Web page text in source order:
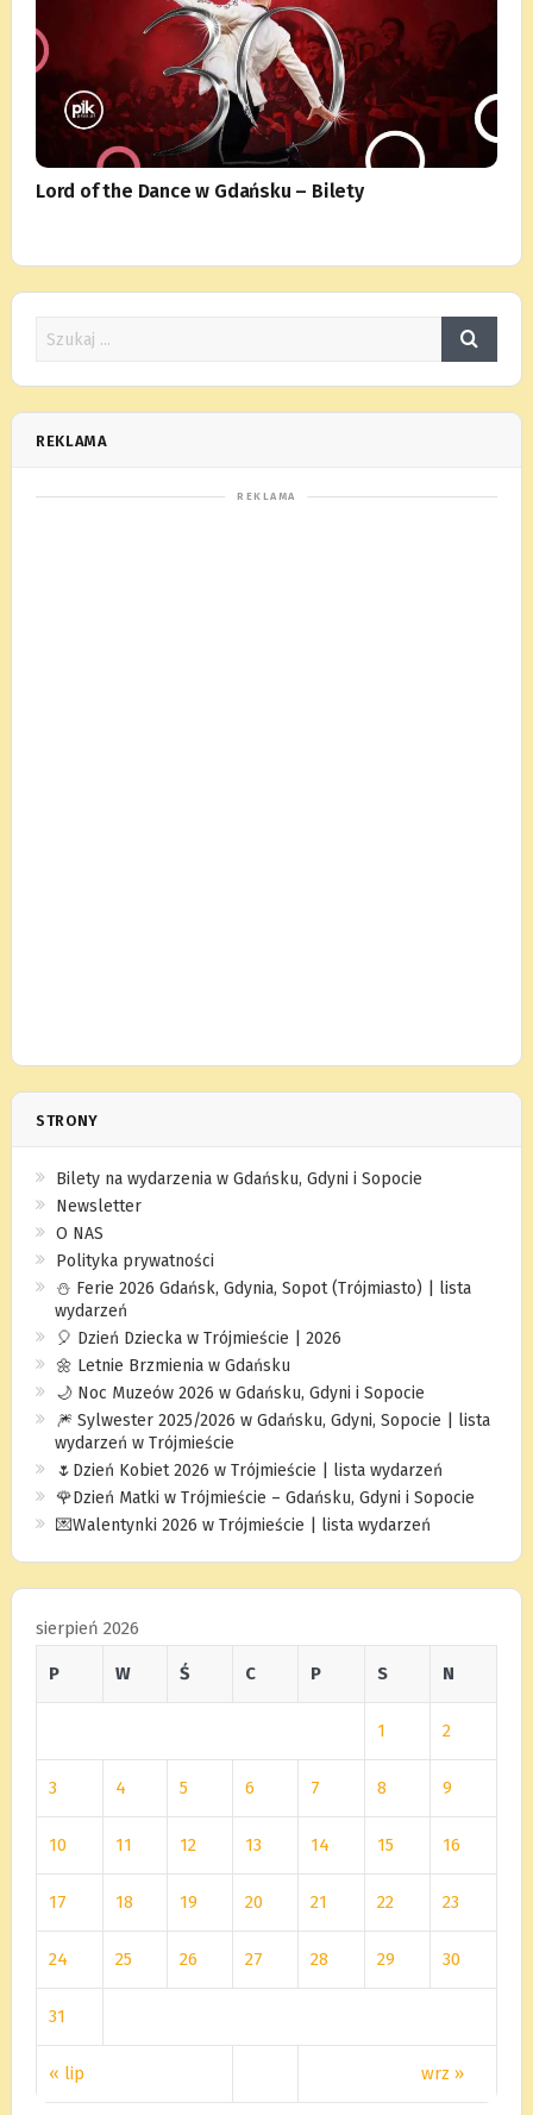
Lord of the Dance w Gdańsku – Bilety
REKLAMA
STRONY
Bilety na wydarzenia w Gdańsku, Gdyni i Sopocie
Newsletter
O NAS
Polityka prywatności
⛄️ Ferie 2026 Gdańsk, Gdynia, Sopot (Trójmiasto) | lista
wydarzeń
🎈 Dzień Dziecka w Trójmieście | 2026
🌼 Letnie Brzmienia w Gdańsku
🌙 Noc Muzeów 2026 w Gdańsku, Gdyni i Sopocie
🎆 Sylwester 2025/2026 w Gdańsku, Gdyni, Sopocie | lista
wydarzeń w Trójmieście
🌷Dzień Kobiet 2026 w Trójmieście | lista wydarzeń
🌹Dzień Matki w Trójmieście – Gdańsku, Gdyni i Sopocie
💌Walentynki 2026 w Trójmieście | lista wydarzeń
sierpień 2026
P W Ś C P S N
« lip wrz »
1 2
3 4 5 6 7 8 9
10 11 12 13 14 15 16
17 18 19 20 21 22 23
24 25 26 27 28 29 30
31